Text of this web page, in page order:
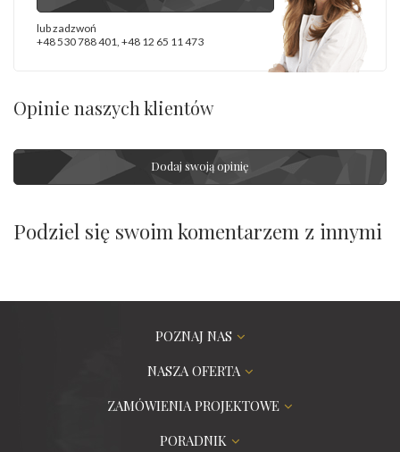
lub zadzwoń
+48 530 788 401, +48 12 65 11 473
Opinie naszych klientów
Dodaj swoją opinię
Podziel się swoim komentarzem z innymi
POZNAJ NAS
NASZA OFERTA
ZAMÓWIENIA PROJEKTOWE
PORADNIK